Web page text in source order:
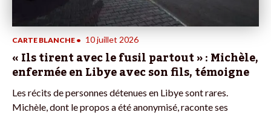
CARTE BLANCHE • 10 juillet 2026
« Ils tirent avec le fusil partout » : Michèle,
enfermée en Libye avec son fils, témoigne
Les récits de personnes détenues en Libye sont rares.
Michèle, dont le propos a été anonymisé, raconte ses